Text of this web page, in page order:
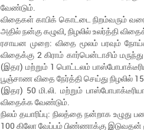
வேண்டும்.
விதைகள் காபிக் கொட்டை நிறம்வரும்
அதில் நன்கு கழுவி, நிழலில் உலர்த்தி
ரசாயன முறை: விதை மூலம் பரவும்
விதைக்கு 2 கிராம் கார்பென்டாசிம்
(இதர) மற்றும் 1 பொட்டலம்
பூஞ்சாண விதை நேர்த்தி செய்து நிழலில்
(இதர) 50 மி.லி. மற்றும்
விதைக்க வேண்டும்.
நிலம் தயாரிப்பு: நிலத்தை நன்றாக
100 கிலோ வேப்பம் பிண்ணாக்கு